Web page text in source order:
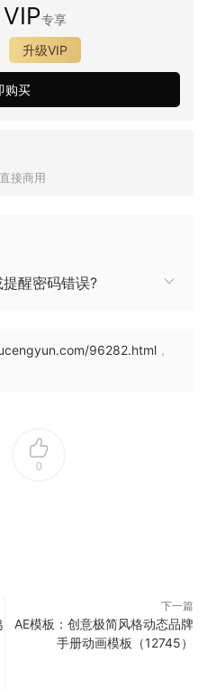
VIP专享
升级VIP
购买
接商用
醒密码错误?
96282.html ，
0
下一篇
AE模板：创意极简风格动态品牌
手册动画模板（12745）